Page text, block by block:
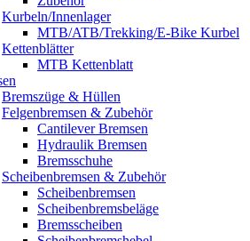
Kurbeln/Innenlager
MTB/ATB/Trekking/E-Bike Kurbel
Kettenblätter
MTB Kettenblatt
Bremszüge & Hüllen
Felgenbremsen & Zubehör
Cantilever Bremsen
Hydraulik Bremsen
Bremsschuhe
Scheibenbremsen & Zubehör
Scheibenbremsen
Scheibenbremsbeläge
Bremsscheiben